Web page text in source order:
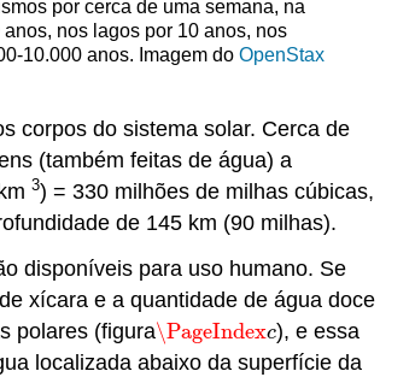
por cerca de uma semana, na
nos lagos por 10 anos, nos
10.000 anos. Imagem doOpenStax
corpos do sistema solar. Cerca de
(também feitas de água) a
3) = 330 milhões de milhas cúbicas,
de 145 km (90 milhas).
disponíveis para uso humano. Se
xícara e a quantidade de água doce
polares (figura\PageIndexc
\PageIndexc), e essa
localizada abaixo da superfície da